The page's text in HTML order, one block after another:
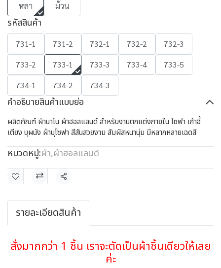
หลา ม้วน
รหัสสินค้า
731-1 731-2 732-1 732-2
732-3
733-2
733-1 733-3 733-4
733-5
734-1
734-2 734-3
คำอธิบายสินค้าแบบย่อ
ผลิตภัณฑ์ ผ้านาโน ผ้าฮอลแลนด์ สำหรับงานตกแต่งภายใน โซฟา เก้าอี้
เตียง บุผนัง ผ้าบุโซฟา สีสันสวยงาม สัมผัสหนานุ่ม มีหลากหลายเฉดสี
หมวดหมู่:ผ้า,ผ้าฮอลแลนด์
แชร์
รายละเอียดสินค้า
สั่งมากกว่า 1 ชิ้น เราจะตัดเป็นผ้าชิ้นเดียวให้เลย
ค่ะ